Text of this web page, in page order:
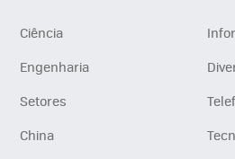
Ciência
Engenharia
Setores
China